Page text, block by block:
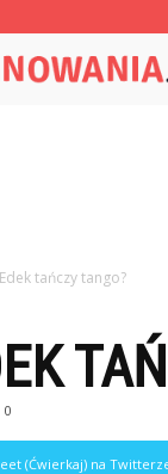
tańczy tango?
0
(Ćwierkaj) na